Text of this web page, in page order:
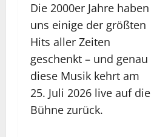
Die 2000er Jahre haben
uns einige der größten
Hits aller Zeiten
geschenkt – und genau
diese Musik kehrt am
25. Juli 2026 live auf die
Bühne zurück.